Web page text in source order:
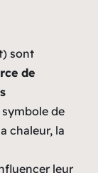
sont
de
symbole de
chaleur, la
leur